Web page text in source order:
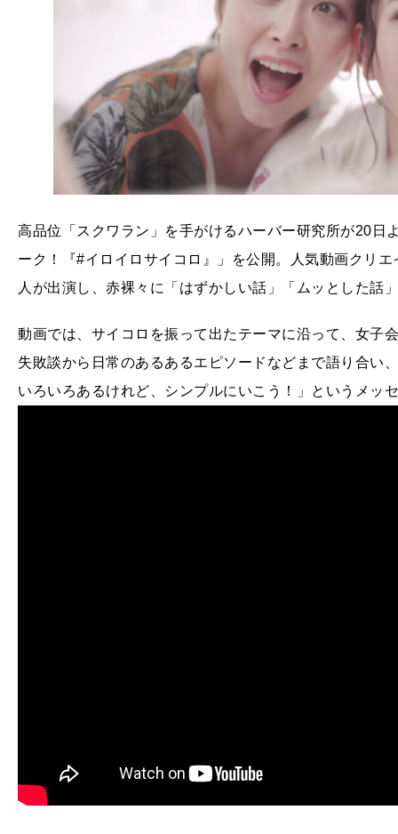
高品位「スクワラン」を手がけるハーバー研究所が20日
ーク！『#イロイロサイコロ』」を公開。人気動画クリ
人が出演し、赤裸々に「はずかしい話」「ムッとした話
動画では、サイコロを振って出たテーマに沿って、女子
失敗談から日常のあるあるエピソードなどまで語り合い
いろいろあるけれど、シンプルにいこう！」というメッ